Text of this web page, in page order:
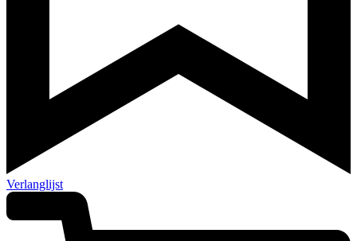
Verlanglijst